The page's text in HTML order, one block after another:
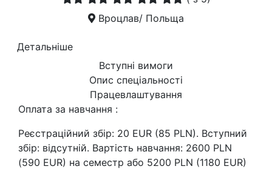
Вроцлав/ Польща
Детальніше
Вступні вимоги
Опис спеціальності
Працевлаштування
Оплата за навчання :
Реєстраційний збір: 20 EUR (85 PLN). Вступний
збір: відсутній. Вартість навчання: 2600 PLN
(590 EUR) на семестр або 5200 PLN (1180 EUR)